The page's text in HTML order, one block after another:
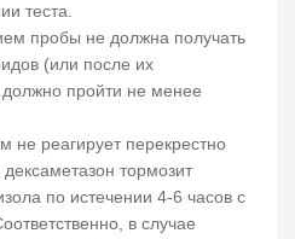
теста.
пробы не должна получать
(или после их
пройти не менее
не реагирует перекрестно
тормозит
по истечении 4-6 часов с
в случае